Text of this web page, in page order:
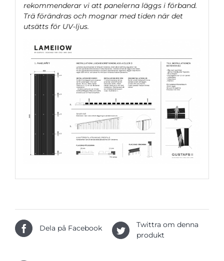
rekommenderar vi att panelerna läggs i förband.
Trä förändras och mognar med tiden när det
utsätts för UV-ljus.
Dela på Facebook
Twittra om denna
produkt